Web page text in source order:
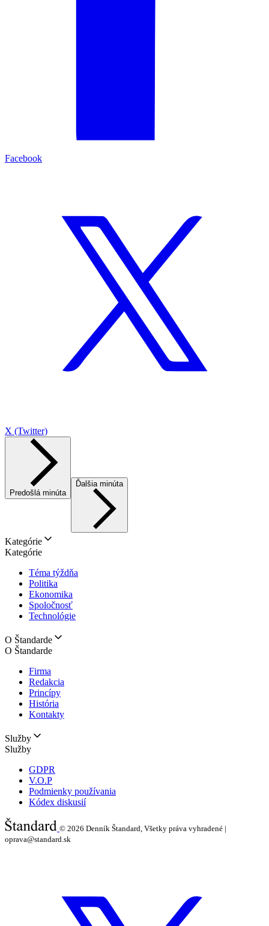
Facebook
X (Twitter)
Predošlá minúta
Ďalšia minúta
Kategórie
Kategórie
Téma týždňa
Politika
Ekonomika
Spoločnosť
Technológie
O Štandarde
O Štandarde
Firma
Redakcia
Princípy
História
Kontakty
Služby
Služby
GDPR
V.O.P
Podmienky používania
Kódex diskusií
© 2026 Denník Štandard, Všetky práva vyhradené |
oprava@standard.sk